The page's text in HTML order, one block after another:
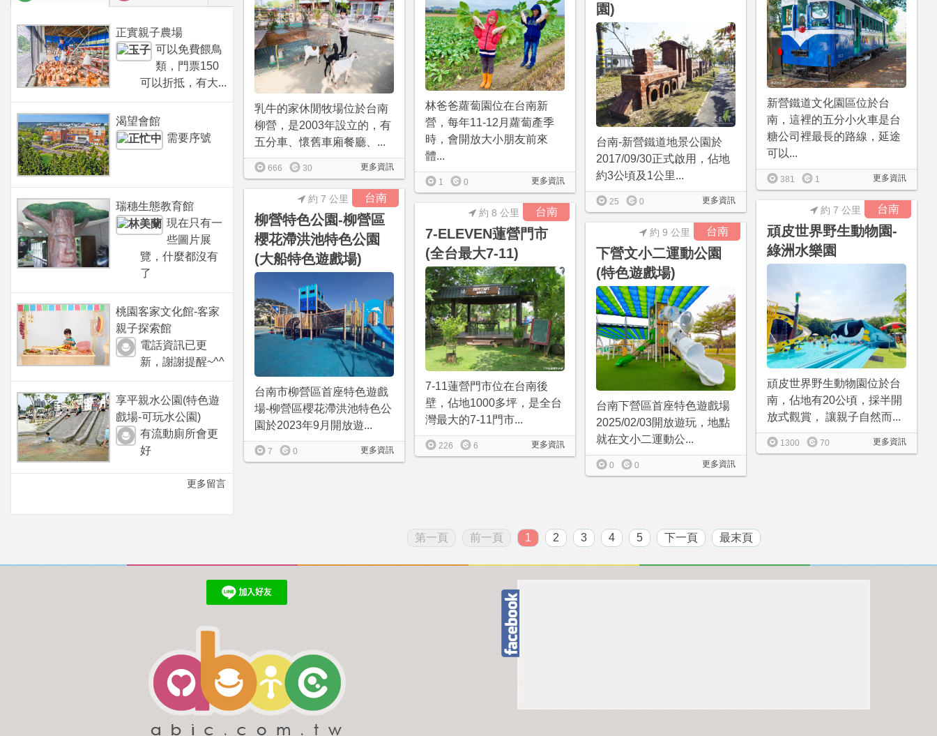
正實親子農場
可以免費餵鳥
類，門票150
可以折抵，有大...
渴望會館
需要序號
瑞穗生態教育館
現在只有一
些圖片展
覽，什麼都沒有
了
桃園客家文化館-客家
親子探索館
電話資訊已更
新，謝謝提醒~^^
享平親水公園(特色遊
戲場-可玩水公園)
有流動廁所會更
好
更多留言
新營鐵道文化園區位於台
南，這裡的五分小火車是台
糖公司裡最長的路線，延途
可以...
更多資訊
381 1
園)
台南-新營鐵道地景公園於
2017/09/30正式啟用，佔地
約3公頃及1公里...
更多資訊
25 0
林爸爸蘿蔔園位在台南新
營，每年11-12月蘿蔔產季
時，會開放大小朋友前來
體...
更多資訊
1 0
乳牛的家休閒牧場位於台南
柳營，是2003年設立的，有
五分車、懷舊車廂餐廳、...
更多資訊
666 30
台南
約 7 公里
柳營特色公園-柳營區
櫻花滯洪池特色公園
(大船特色遊戲場)
台南市柳營區首座特色遊戲
場-柳營區櫻花滯洪池特色公
園於2023年9月開放遊...
更多資訊
7 0
台南
約 7 公里
頑皮世界野生動物園-
綠洲水樂園
頑皮世界野生動物園位於台
南，佔地有20公頃，採半開
放式觀賞， 讓親子自然而...
更多資訊
1300 70
台南
約 8 公里
7-ELEVEN蓮營門市
(全台最大7-11)
7-11蓮營門市位在台南後
壁，佔地1000多坪，是全台
灣最大的7-11門市...
更多資訊
226 6
台南
約 9 公里
下營文小二運動公園
(特色遊戲場)
台南下營區首座特色遊戲場
2025/02/03開放遊玩，地點
就在文小二運動公...
更多資訊
0 0
第一頁 前一頁 1 2 3 4 5 下一頁 最末頁